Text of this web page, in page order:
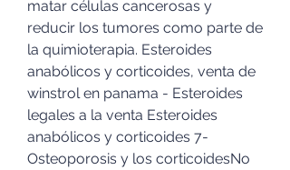
matar células cancerosas y
reducir los tumores como parte de
la quimioterapia. Esteroides
anabólicos y corticoides, venta de
winstrol en panama - Esteroides
legales a la venta Esteroides
anabólicos y corticoides 7-
Osteoporosis y los corticoidesNo